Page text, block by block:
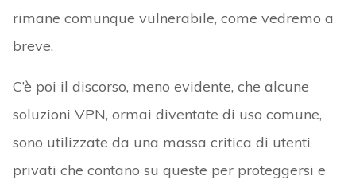
rimane comunque vulnerabile, come vedremo a
breve.
C’è poi il discorso, meno evidente, che alcune
soluzioni VPN, ormai diventate di uso comune,
sono utilizzate da una massa critica di utenti
privati che contano su queste per proteggersi e